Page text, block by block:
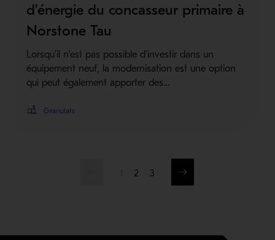
d'énergie du concasseur primaire à
Norstone Tau
Lorsqu'il n'est pas possible d'investir dans un
équipement neuf, la modernisation est une option
qui peut également apporter des…
Granulats
2 3